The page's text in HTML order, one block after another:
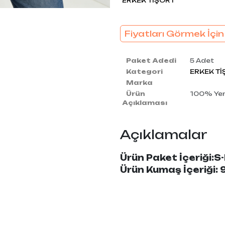
Fiyatları Görmek
Paket Adedi
5 Adet
Kategori
ERKEK
Marka
Ürün
Açıklaması
100%
Açıklamalar
Ürün Paket
Ürün Kumaş